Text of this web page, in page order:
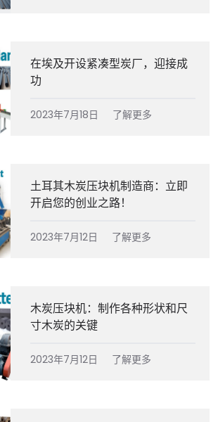
在埃及开设紧凑型炭厂，迎接成
功
2023年7月18日 了解更多
土耳其木炭压块机制造商：立即
开启您的创业之路！
2023年7月12日 了解更多
木炭压块机：制作各种形状和尺
寸木炭的关键
2023年7月12日 了解更多